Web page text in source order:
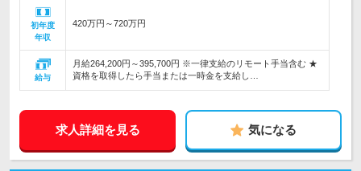
初年度
年収
420万円～720万円
給与
月給264,200円～395,700円 ※一律支給のリモート手当含む ★
資格を取得したら手当または一時金を支給し…
求人詳細を見る 気になる